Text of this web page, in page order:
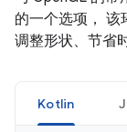
的一个选项， 该
调整形状、节省
Kotlin